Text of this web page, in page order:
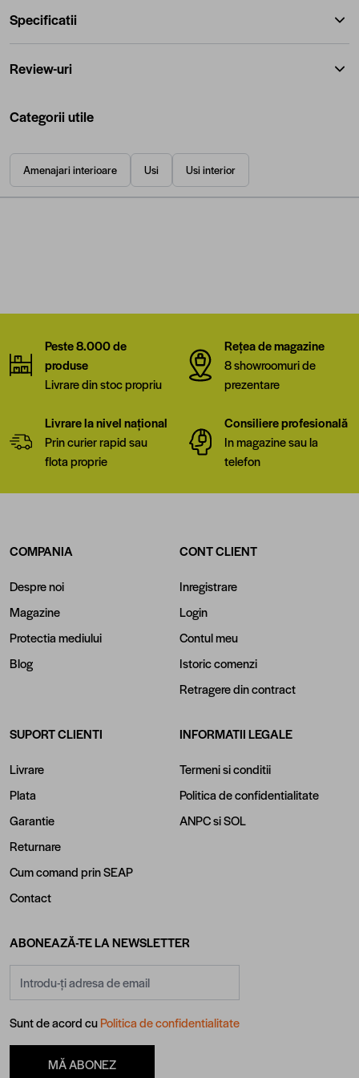
Specificatii
Review-uri
Categorii utile
Amenajari interioare Usi Usi interior
Peste 8.000 de
produse
Livrare din stoc propriu
Rețea de magazine
8 showroomuri de
prezentare
Livrare la nivel național
Prin curier rapid sau
flota proprie
Consiliere profesională
In magazine sau la
telefon
COMPANIA
Despre noi
Magazine
Protectia mediului
Blog
CONT CLIENT
Inregistrare
Login
Contul meu
Istoric comenzi
Retragere din contract
SUPORT CLIENTI
Livrare
Plata
Garantie
Returnare
Cum comand prin SEAP
Contact
INFORMATII LEGALE
Termeni si conditii
Politica de confidentialitate
ANPCsiSOL
ABONEAZĂ-TE LA NEWSLETTER
Sunt de acord cuPolitica de confidentialitate
MĂ ABONEZ